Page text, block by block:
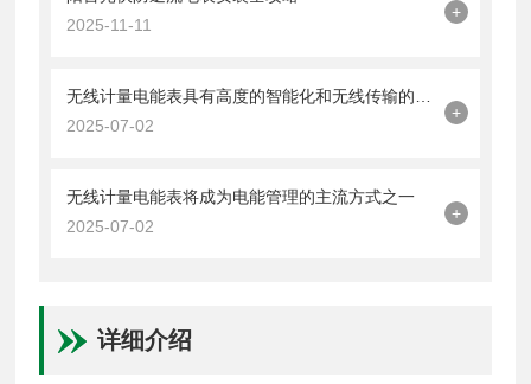
2025-11-11
+
2025-07-02
+
无线计量电能表将成为电能管理的主流方式之一
2025-07-02
+
详细介绍